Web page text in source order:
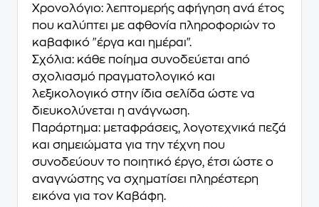
Χρονολόγιο: λεπτομερής αφήγηση ανά έτος
που καλύπτει με αφθονία πληροφοριών το
καβαφικό "έργα και ημέραι".
Σχόλια: κάθε ποίημα συνοδεύεται από
σχολιασμό πραγματολογικό και
λεξικολογικό στην ίδια σελίδα ώστε να
διευκολύνεται η ανάγνωση.
Παράρτημα: μεταφράσεις, λογοτεχνικά πεζά
και σημειώματα για την τέχνη που
συνοδεύουν το ποιητικό έργο, έτσι ώστε ο
αναγνώστης να σχηματίσει πληρέστερη
εικόνα για τον Καβάφη.